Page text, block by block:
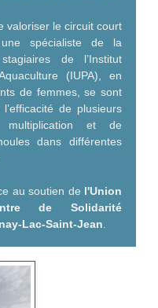
valoriser le circuit court
une spécialiste de la
de l’Institut
(IUPA), en
de femmes, se sont
de plusieurs
et de
dans différentes
au soutien de l'Union
de Solidarité
Lac-Saint-Jean